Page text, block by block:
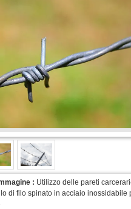
: Utilizzo delle pareti
di filo spinato in acciaio inossidabile